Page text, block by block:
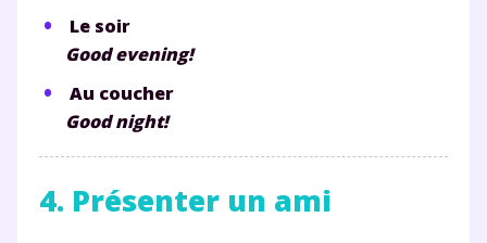
Le soir
Good evening!
Au coucher
Good night!
4. Présenter un ami